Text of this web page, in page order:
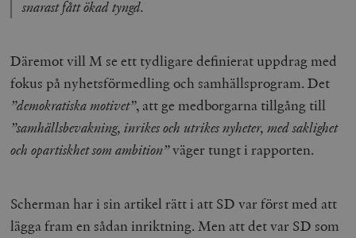
snarast fått ökad tyngd.
Däremot vill M se ett tydligare definierat uppdrag med
fokus på nyhetsförmedling och samhällsprogram. Det
”demokratiska motivet”, att ge medborgarna tillgång till
”samhällsbevakning, inrikes och utrikes nyheter, med saklighet
och opartiskhet som ambition”väger tungt i rapporten.
Scherman har i sin artikel rätt i att SD var först med att
lägga fram en sådan inriktning. Men att det var SD som